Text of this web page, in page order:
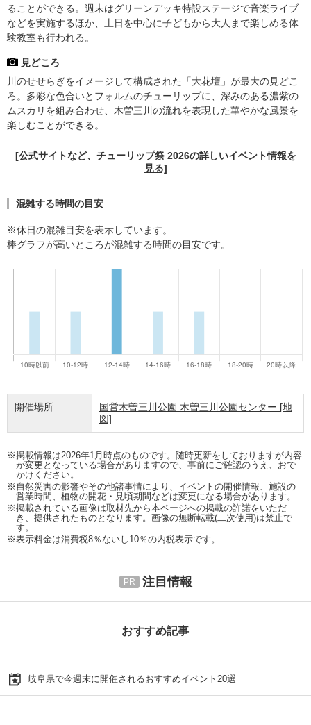
ることができる。週末はグリーンデッキ特設ステージで音楽ライブ
などを実施するほか、土日を中心に子どもから大人まで楽しめる体
験教室も行われる。
見どころ
川のせせらぎをイメージして構成された「大花壇」が最大の見どこ
ろ。多彩な色合いとフォルムのチューリップに、深みのある濃紫の
ムスカリを組み合わせ、木曽三川の流れを表現した華やかな風景を
楽しむことができる。
[公式サイトなど、チューリップ祭 2026の詳しいイベント情報を
見る]
混雑する時間の目安
※休日の混雑目安を表示しています。
棒グラフが高いところが混雑する時間の目安です。
開催場所 国営木曽三川公園 木曽三川公園センター [地
図]
※掲載情報は2026年1月時点のものです。随時更新をしておりますが内容
が変更となっている場合がありますので、事前にご確認のうえ、おで
かけください。
※自然災害の影響やその他諸事情により、イベントの開催情報、施設の
営業時間、植物の開花・見頃期間などは変更になる場合があります。
※掲載されている画像は取材先から本ページへの掲載の許諾をいただ
き、提供されたものとなります。画像の無断転載(二次使用)は禁止で
す。
※表示料金は消費税8％ないし10％の内税表示です。
注目情報
おすすめ記事
岐阜県で今週末に開催されるおすすめイベント20選